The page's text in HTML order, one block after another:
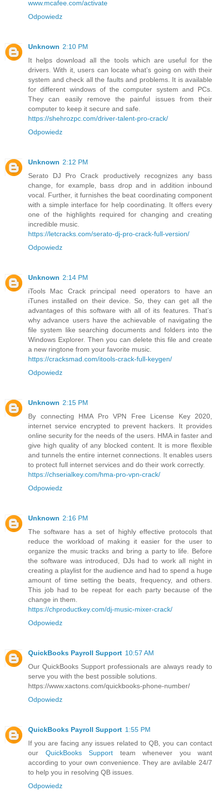
www.mcafee.com/activate
Odpowiedz
Unknown 2:10 PM
It helps download all the tools which are useful for the
drivers. With it, users can locate what’s going on with their
system and check all the faults and problems. It is available
for different windows of the computer system and PCs.
They can easily remove the painful issues from their
computer to keep it secure and safe.
https://shehrozpc.com/driver-talent-pro-crack/
Odpowiedz
Unknown 2:12 PM
Serato DJ Pro Crack productively recognizes any bass
change, for example, bass drop and in addition inbound
vocal. Further, it furnishes the beat coordinating component
with a simple interface for help coordinating. It offers every
one of the highlights required for changing and creating
incredible music.
https://letcracks.com/serato-dj-pro-crack-full-version/
Odpowiedz
Unknown 2:14 PM
iTools Mac Crack principal need operators to have an
iTunes installed on their device. So, they can get all the
advantages of this software with all of its features. That’s
why advance users have the achievable of navigating the
file system like searching documents and folders into the
Windows Explorer. Then you can delete this file and create
a new ringtone from your favorite music.
https://cracksmad.com/itools-crack-full-keygen/
Odpowiedz
Unknown 2:15 PM
By connecting HMA Pro VPN Free License Key 2020,
internet service encrypted to prevent hackers. It provides
online security for the needs of the users. HMA in faster and
give high quality of any blocked content. It is more flexible
and tunnels the entire internet connections. It enables users
to protect full internet services and do their work correctly.
https://chserialkey.com/hma-pro-vpn-crack/
Odpowiedz
Unknown 2:16 PM
The software has a set of highly effective protocols that
reduce the workload of making it easier for the user to
organize the music tracks and bring a party to life. Before
the software was introduced, DJs had to work all night in
creating a playlist for the audience and had to spend a huge
amount of time setting the beats, frequency, and others.
This job had to be repeat for each party because of the
change in them.
https://chproductkey.com/dj-music-mixer-crack/
Odpowiedz
QuickBooks Payroll Support 10:57 AM
Our QuickBooks Support professionals are always ready to
serve you with the best possible solutions.
https://www.xactons.com/quickbooks-phone-number/
Odpowiedz
QuickBooks Payroll Support 1:55 PM
If you are facing any issues related to QB, you can contact
our QuickBooks Support team whenever you want
according to your own convenience. They are avilable 24/7
to help you in resolving QB issues.
Odpowiedz